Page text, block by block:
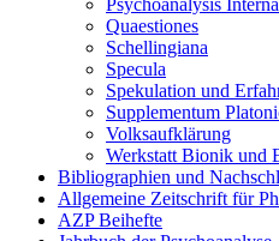
Psychoanalysis
Quaestiones
Schellingiana
Specula
Spekulation und
Supplementum
Volksaufklärung
Werkstatt Bionik und
Bibliographien und
Allgemeine Zeitschrift für
AZP Beihefte